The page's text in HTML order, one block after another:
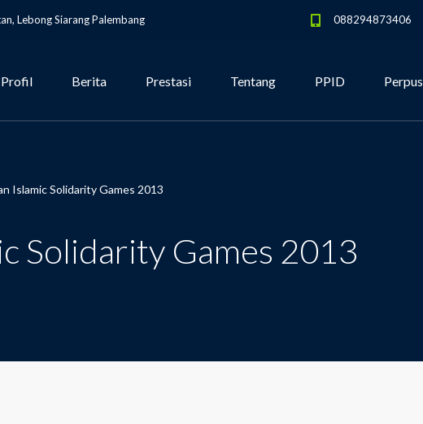
Lebong Siarang Palembang 088294873406
Profil Berita Prestasi Tentang PPID Perpus
Islamic Solidarity Games 2013
Solidarity Games 2013